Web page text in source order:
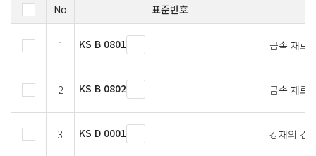
No 표준번호
1 KS B 0801 금속 재료
2 KS B 0802 금속 재료
3 KS D 0001 강재의 검